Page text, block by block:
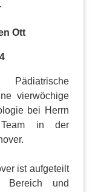
Ott
vierwöchige
bei Herrn
in der
ist aufgeteilt
Bereich und